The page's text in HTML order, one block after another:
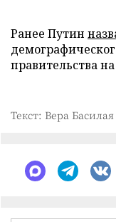
Ранее Путин
правительства
Текст: Вера Басилая